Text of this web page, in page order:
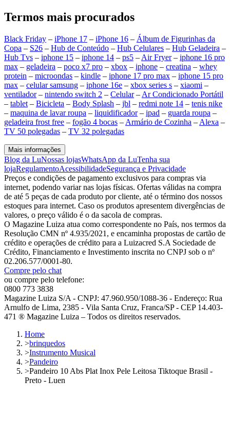
Termos mais procurados
Black Friday – iPhone 17 – iPhone 16 – Álbum de Figurinhas da
Copa – S26 – Hub de Conteúdo – Hub Celulares – Hub Geladeira –
Hub Tvs – iphone 15 – iphone 14 – ps5 – Air Fryer– iphone 16 pro
max – geladeira – poco x7 pro – xbox – iphone – creatina – whey
protein – microondas – kindle – iphone 17 pro max – iphone 15 pro
max – celular samsung – iphone 16e – xbox series s – xiaomi –
ventilador– nintendo switch 2 – Celular– Ar Condicionado Portátil
– tablet – Bicicleta – Body Splash – jbl – redmi note 14 – tenis nike
– maquina de lavar roupa – liquidificador– ipad – guarda roupa –
geladeira frost free – fogão 4 bocas – Armário de Cozinha – Alexa –
TV 50 polegadas – TV 32 polegadas
Mais informações
Blog da LuNossas lojasWhatsApp da LuTenha sua
lojaRegulamentoAcessibilidadeSegurança e Privacidade
Preços e condições de pagamento exclusivos para compras via
internet, podendo variar nas lojas físicas. Ofertas válidas na compra
de até 5 peças de cada produto por cliente, até o término dos nossos
estoques para internet. Caso os produtos apresentem divergências de
valores, o preço válido é o da sacola de compras.
O Magazine Luiza atua como correspondente no País, nos termos da
Resolução CMN nº 4.935/2021, e encaminha propostas de cartão de
crédito e operações de crédito para a Luizacred S.A Sociedade de
Crédito, Financiamento e Investimento inscrita no CNPJ sob o nº
02.206.577/0001-80.
Compre pelo chat
ou compre pelo telefone:
0800 773 3838
Magazine Luiza S/A - CNPJ: 47.960.950/1088-36 - Endereço: Rua
Arnulfo de Lima, 2385 - Vila Santa Cruz, Franca/SP - CEP 14.403-
471 ® Magazine Luiza – Todos os direitos reservados.
Home
>brinquedos
>Instrumento Musical
>Pandeiro
>Pandeiro 10 Abs Plat Inox Pele Leitosa Tiktoque Brasil -
Preto - Luen